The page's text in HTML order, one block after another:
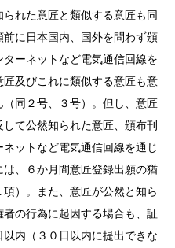
られた意匠と類似する意匠も同
に日本国内、国外を問わず頒
ターネット など電気通信回線を
及びこれに類似する意匠も意
同２号、３号）。但し、意匠
て公然知られた意匠、頒布刊
ネット など電気通信回線を通じ
、６か月間意匠登録出願の猶
）。また、意匠が公然と知ら
の行為に起因する場合も、証
内（３０日以内に提出できな